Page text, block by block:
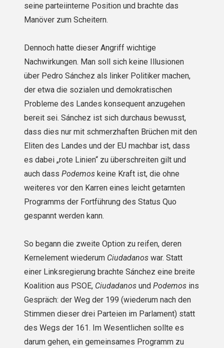
seine parteiinterne Position und brachte das
Manöver zum Scheitern.
Dennoch hatte dieser Angriff wichtige
Nachwirkungen. Man soll sich keine Illusionen
über Pedro Sánchez als linker Politiker machen,
der etwa die sozialen und demokratischen
Probleme des Landes konsequent anzugehen
bereit sei. Sánchez ist sich durchaus bewusst,
dass dies nur mit schmerzhaften Brüchen mit den
Eliten des Landes und der EU machbar ist, dass
es dabei „rote Linien“ zu überschreiten gilt und
auch dass Podemoskeine Kraft ist, die ohne
weiteres vor den Karren eines leicht getarnten
Programms der Fortführung des Status Quo
gespannt werden kann.
So begann die zweite Option zu reifen, deren
Kernelement wiederum Ciudadanoswar. Statt
einer Linksregierung brachte Sánchez eine breite
Koalition aus PSOE, Ciudadanosund Podemosins
Gespräch: der Weg der 199 (wiederum nach den
Stimmen dieser drei Parteien im Parlament) statt
des Wegs der 161. Im Wesentlichen sollte es
darum gehen, ein gemeinsames Programm zu